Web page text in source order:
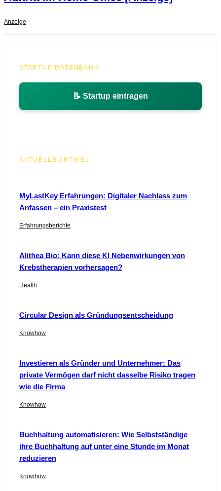
Anzeige
STARTUP DATENBANK
📝 Startup eintragen
AKTUELLE ARTIKEL
MyLastKey Erfahrungen: Digitaler Nachlass zum
Anfassen – ein Praxistest
Erfahrungsberichte
Alithea Bio: Kann diese KI Nebenwirkungen von
Krebstherapien vorhersagen?
Health
Circular Design als Gründungsentscheidung
Knowhow
Investieren als Gründer und Unternehmer: Das
private Vermögen darf nicht dasselbe Risiko tragen
wie die Firma
Knowhow
Buchhaltung automatisieren: Wie Selbstständige
ihre Buchhaltung auf unter eine Stunde im Monat
reduzieren
Knowhow